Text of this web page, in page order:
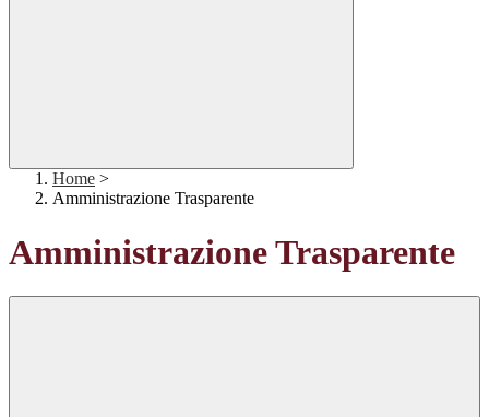
Home >
Amministrazione Trasparente
Amministrazione Trasparente